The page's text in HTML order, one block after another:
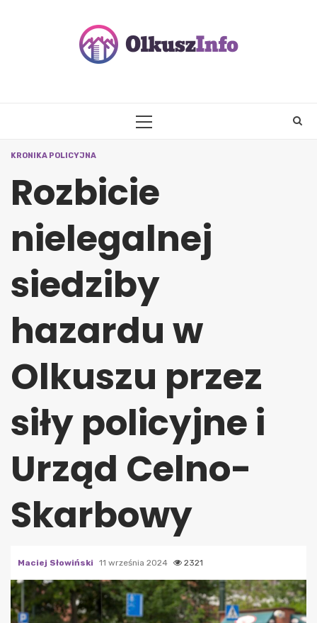
PRIMARY
KRONIKA POLICYJNA
Rozbicie
nielegalnej
siedziby
hazardu w
Olkuszu przez
siły policyjne i
Urząd Celno-
Skarbowy
Maciej Słowiński 11 września 2024 2321